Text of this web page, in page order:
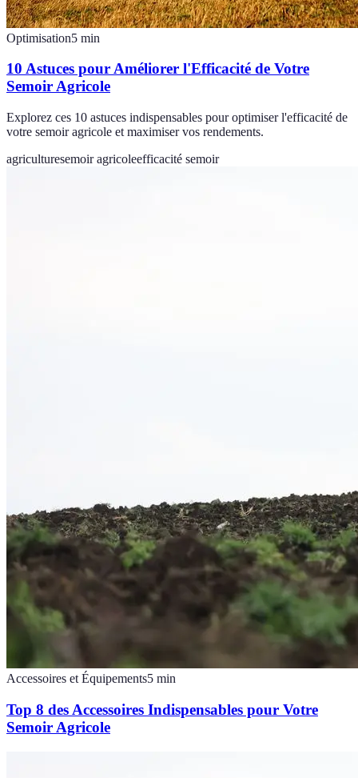
Optimisation5 min
10 Astuces pour Améliorer l'Efficacité de Votre
Semoir Agricole
Explorez ces 10 astuces indispensables pour optimiser l'efficacité de
votre semoir agricole et maximiser vos rendements.
agriculturesemoir agricoleefficacité semoir
Accessoires et Équipements5 min
Top 8 des Accessoires Indispensables pour Votre
Semoir Agricole